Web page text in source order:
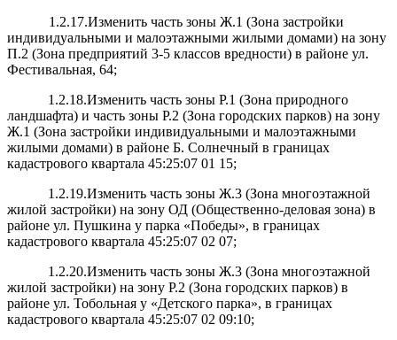
1.2.17.Изменить часть зоны Ж.1 (Зона застройки
индивидуальными и малоэтажными жилыми домами) на зону
П.2 (Зона предприятий 3-5 классов вредности) в районе ул.
Фестивальная, 64;
1.2.18.Изменить часть зоны Р.1 (Зона природного
ландшафта) и часть зоны Р.2 (Зона городских парков) на зону
Ж.1 (Зона застройки индивидуальными и малоэтажными
жилыми домами) в районе Б. Солнечный в границах
кадастрового квартала 45:25:07 01 15;
1.2.19.Изменить часть зоны Ж.3 (Зона многоэтажной
жилой застройки) на зону ОД (Общественно-деловая зона) в
районе ул. Пушкина у парка «Победы», в границах
кадастрового квартала 45:25:07 02 07;
1.2.20.Изменить часть зоны Ж.3 (Зона многоэтажной
жилой застройки) на зону Р.2 (Зона городских парков) в
районе ул. Тобольная у «Детского парка», в границах
кадастрового квартала 45:25:07 02 09:10;